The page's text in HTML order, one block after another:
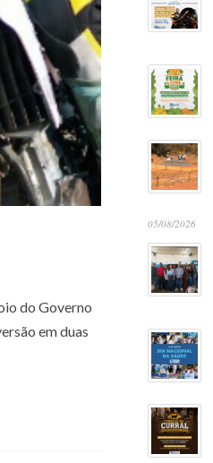
do Governo
em duas
05/08/2026